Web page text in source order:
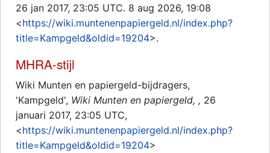
26 jan 2017, 23:05 UTC. 8 aug 2026, 19:08
<https://wiki.muntenenpapiergeld.nl/index.php?
title=Kampgeld&oldid=19204>.
MHRA-stijl
Wiki Munten en papiergeld-bijdragers,
'Kampgeld', Wiki Munten en papiergeld, , 26
januari 2017, 23:05 UTC,
<https://wiki.muntenenpapiergeld.nl/index.php?
title=Kampgeld&oldid=19204>